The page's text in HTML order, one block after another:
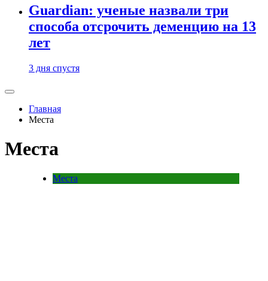
Guardian: ученые назвали три
способа отсрочить деменцию на 13
лет
3 дня спустя
Главная
Места
Места
Места